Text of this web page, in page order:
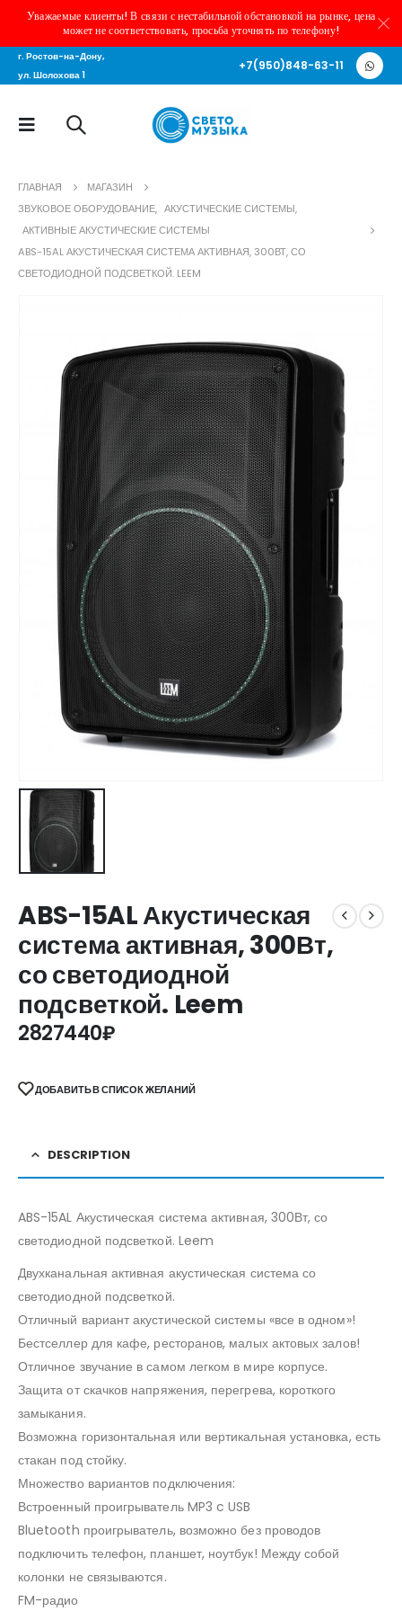
Уважаемые клиенты! В связи с нестабильной обстановкой на рынке, цена
может не соответствовать, просьба уточнять по телефону!
г. Ростов-на-Дону,
ул. Шолохова 1
+7(950)848-63-11
ГЛАВНАЯ
МАГАЗИН
ЗВУКОВОЕ ОБОРУДОВАНИЕ, АКУСТИЧЕСКИЕ СИСТЕМЫ,
АКТИВНЫЕ АКУСТИЧЕСКИЕ СИСТЕМЫ
ABS-15AL АКУСТИЧЕСКАЯ СИСТЕМА АКТИВНАЯ, 300ВТ, СО
СВЕТОДИОДНОЙ ПОДСВЕТКОЙ. LEEM
ABS-15AL Акустическая
система активная, 300Вт,
со светодиодной
подсветкой. Leem
2827440₽
ДОБАВИТЬ В СПИСОК ЖЕЛАНИЙ
DESCRIPTION
ABS-15AL Акустическая система активная, 300Вт, со
светодиодной подсветкой. Leem
Двухканальная активная акустическая система со
светодиодной подсветкой.
Отличный вариант акустической системы «все в одном»!
Бестселлер для кафе, ресторанов, малых актовых залов!
Отличное звучание в самом легком в мире корпусе.
Защита от скачков напряжения, перегрева, короткого
замыкания.
Возможна горизонтальная или вертикальная установка, есть
стакан под стойку.
Множество вариантов подключения:
Встроенный проигрыватель MP3 c USB
Bluetooth проигрыватель, возможно без проводов
подключить телефон, планшет, ноутбук! Между собой
колонки не связываются.
FM-радио